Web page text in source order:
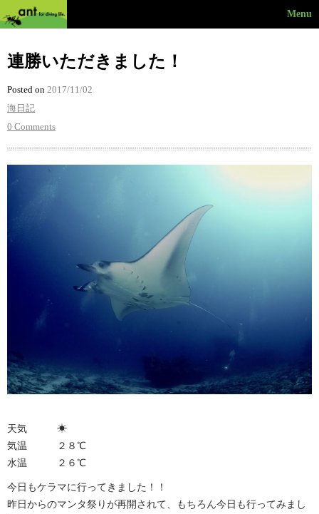
Menu
連勝いただきました！
Posted on 2017/11/02
海日記
0 Comments
天気 ☀︎
気温 ２８℃
水温 ２６℃
今日もケラマに行ってきました！！
昨日からのマンタ祭りが再開されて、もちろん今日も行ってみまし